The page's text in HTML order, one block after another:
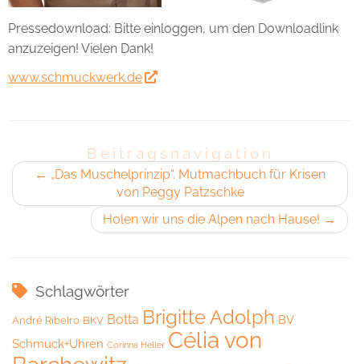
Pressedownload: Bitte einloggen, um den Downloadlink
anzuzeigen! Vielen Dank!
www.schmuckwerk.de
Beitragsnavigation
← „Das Muschelprinzip“. Mutmachbuch für Krisen
von Peggy Patzschke
Holen wir uns die Alpen nach Hause! →
Schlagwörter
André Ribeiro BKV Botta Brigitte Adolph BV
Schmuck+Uhren Corinna Heller Célia von